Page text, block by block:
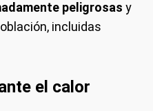
peligrosas y
incluidas
el calor